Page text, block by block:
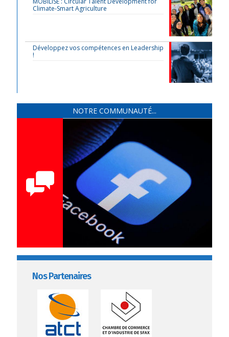
Climate-Smart Agriculture
Développez vos compétences en Leadership
!
NOTRE COMMUNAUTÉ...
Nos Partenaires